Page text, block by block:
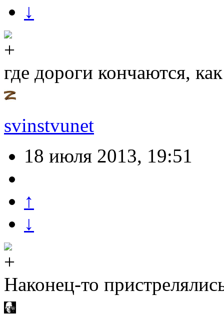
↓
где дороги кончаются,
svinstvunet
18 июля 2013, 19:51
↑
↓
Наконец-то